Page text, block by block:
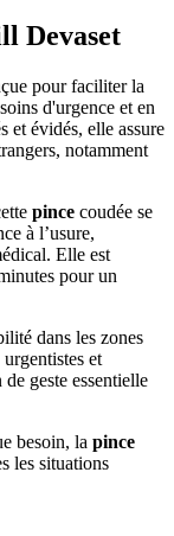
Devaset
pour faciliter la
d'urgence et en
et évidés, elle assure
notamment
pince coudée se
à l’usure,
Elle est
pour un
dans les zones
et
geste essentielle
besoin, la pince
les situations